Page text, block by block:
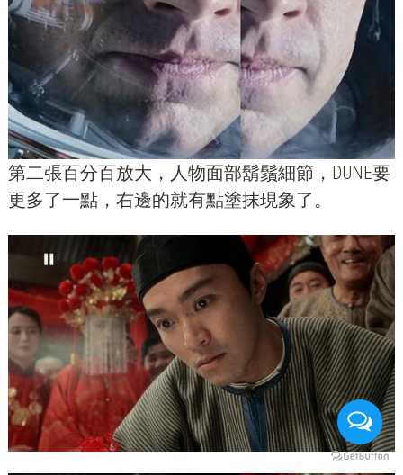
第二張百分百放大，人物面部鬍鬚細節， DUNE要
更多了一點，右邊的就有點塗抹現象了。